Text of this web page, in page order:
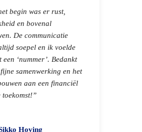
begin was er rust,
en bovenal
De communicatie
soepel en ik voelde
een ‘nummer’. Bedankt
samenwerking en het
aan een financiël
toekomst!”
Hoving